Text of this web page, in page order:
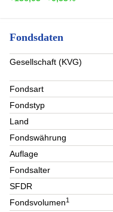
Fondsdaten
Gesellschaft (KVG)
Fondsart
Fondstyp
Land
Fondswährung
Auflage
Fondsalter
SFDR
Fondsvolumen1